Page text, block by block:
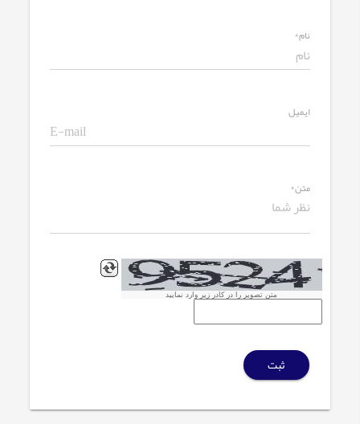
نام*
ایمیل
متن*
متن تصویر را در کادر زیر وارد نمایید
ثبت